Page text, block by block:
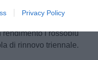
Privacy Policy
la squadra di
rendimento i rossoblù
di rinnovo triennale.